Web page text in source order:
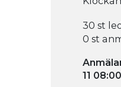
30 st
0 st
11 08:00